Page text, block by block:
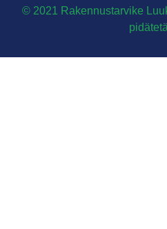
© 2021 Rakennustarvike